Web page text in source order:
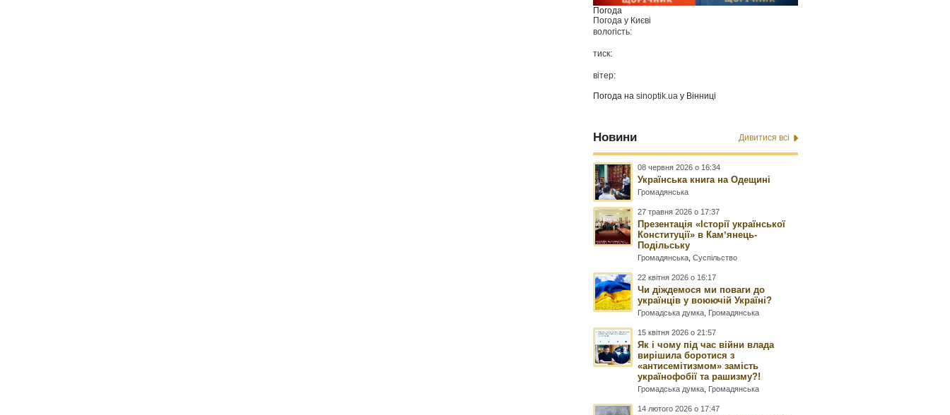
Погода
Погода у Києві
вологість:
тиск:
вітер:
Погода наsinoptik.ua у Вінниці
Новини Дивитися всі
08 червня 2026 о 16:34
Українська книга на Одещині
Громадянська
27 травня 2026 о 17:37
Презентація «Історії української
Конституції» в Камʼянець-
Подільську
Громадянська ,Суспільство
22 квітня 2026 о 16:17
Чи діждемося ми поваги до
українців у воюючій Україні?
Громадська думка Громадянська
15 квітня 2026 о 21:57
Як і чому під час війни влада
вирішила боротися з
«антисемітизмом» замість
українофобії та рашизму?!
Громадська думка Громадянська
14 лютого 2026 о 17:47